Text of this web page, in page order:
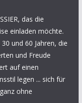
das die
einladen möchte.
und 60 Jahren, die
und Freude
auf einen
legen ... sich für
ohne